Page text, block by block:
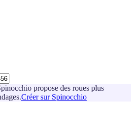
propose des roues plus
Créer sur Spinocchio